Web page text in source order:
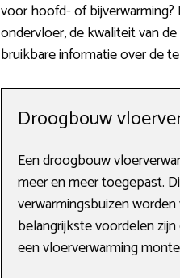
voor hoofd- of
ondervloer, de kwaliteit van
bruikbare informatie over de
Droogbouw
Een droogbouw
meer en meer toegepast.
verwarmingsbuizen
belangrijkste voordelen
een vloerverwarming